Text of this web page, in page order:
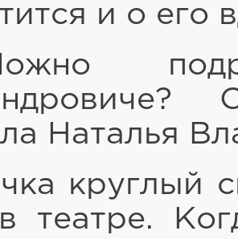
и о его
Наталья
круглый
театре.